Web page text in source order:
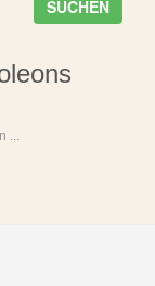
SUCHEN
...